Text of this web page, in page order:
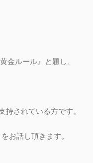
金ルール』と題し、
されている方です。
お話し頂きます。